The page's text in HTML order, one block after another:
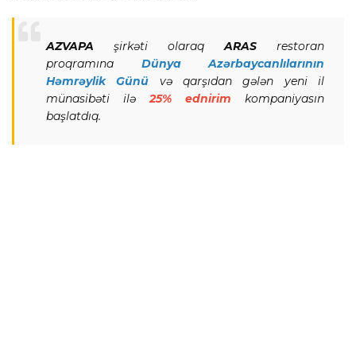
AZVAPA şirkəti olaraqARAS restoran
proqramına Dünya Azərbaycanlılarının
Həmrəylik Günü
və qarşıdan gələn yeni il
münasibəti ilə25% ednirim kompaniyasın
başlatdıq.